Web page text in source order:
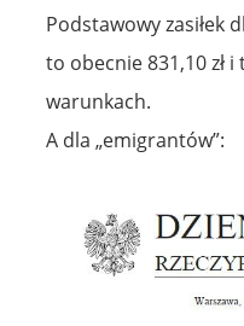
Podstawowy zasiłek
to obecnie 831,10 zł
warunkach.
A dla „emigrantów”: